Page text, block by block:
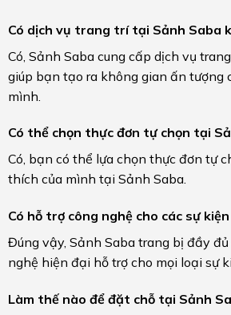
Có dịch vụ trang trí tại Sảnh Saba
Có, Sảnh Saba cung cấp dịch vụ
giúp bạn tạo ra không gian ấn tượng
mình.
Có thể chọn thực đơn tự chọn tại
Có, bạn có thể lựa chọn thực đơn tự
thích của mình tại Sảnh Saba.
Có hỗ trợ công nghệ cho các sự
Đúng vậy, Sảnh Saba trang bị đầy
nghệ hiện đại hỗ trợ cho mọi loại sự
Làm thế nào để đặt chỗ tại Sảnh